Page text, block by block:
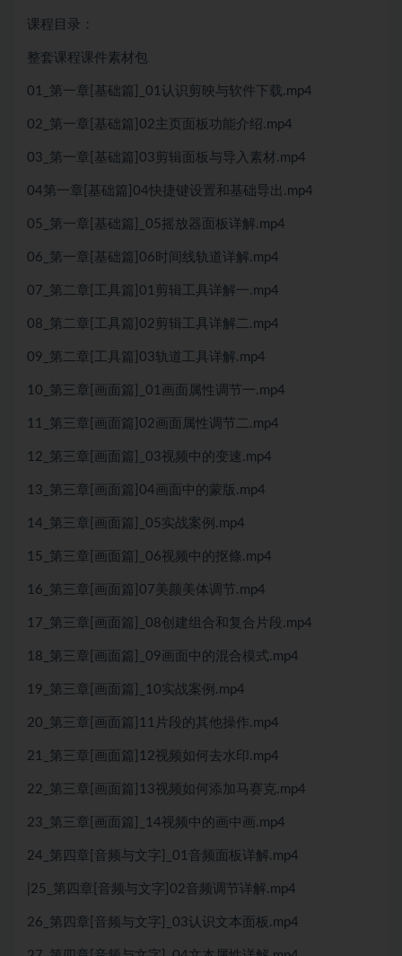
课程目录：
整套课程课件素材包
01_第一章[基础篇]_01认识剪映与软件下载.mp4
02_第一章[基础篇]02主页面板功能介绍.mp4
03_第一章[基础篇]03剪辑面板与导入素材.mp4
04第一章[基础篇]04快捷键设置和基础导出.mp4
05_第一章[基础篇]_05摇放器面板详解.mp4
06_第一章[基础篇]06时间线轨道详解.mp4
07_第二章[工具篇]01剪辑工具详解一.mp4
08_第二章[工具篇]02剪辑工具详解二.mp4
09_第二章[工具篇]03轨道工具详解.mp4
10_第三章[画面篇]_01画面属性调节一.mp4
11_第三章[画面篇]02画面属性调节二.mp4
12_第三章[画面篇]_03视频中的变速.mp4
13_第三章[画面篇]04画面中的蒙版.mp4
14_第三章[画面篇]_05实战案例.mp4
15_第三章[画面篇]_06视频中的抠條.mp4
16_第三章[画面篇]07美颜美体调节.mp4
17_第三章[画面篇]_08创建组合和复合片段.mp4
18_第三章[画面篇]_09画面中的混合模式.mp4
19_第三章[画面篇]_10实战案例.mp4
20_第三章[画面篇]11片段的其他操作.mp4
21_第三章[画面篇]12视频如何去水印.mp4
22_第三章[画面篇]13视频如何添加马赛克.mp4
23_第三章[画面篇]_14视频中的画中画.mp4
24_第四章[音频与文字]_01音频面板详解.mp4
|25_第四章[音频与文字]02音频调节详解.mp4
26_第四章[音频与文字]_03认识文本面板.mp4